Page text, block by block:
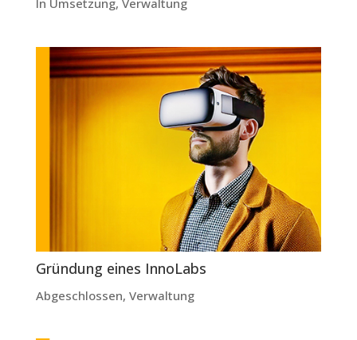
In Umsetzung, Verwaltung
Gründung eines InnoLabs
Abgeschlossen, Verwaltung